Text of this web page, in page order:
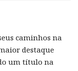
caminhos na
destaque
um título na